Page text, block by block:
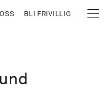
BLI FRIVILLIG